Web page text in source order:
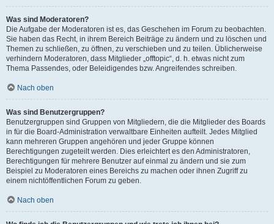
Was sind Moderatoren?
Die Aufgabe der Moderatoren ist es, das Geschehen im Forum zu beobachten.
Sie haben das Recht, in ihrem Bereich Beiträge zu ändern und zu löschen und
Themen zu schließen, zu öffnen, zu verschieben und zu teilen. Üblicherweise
verhindern Moderatoren, dass Mitglieder „offtopic“, d. h. etwas nicht zum
Thema Passendes, oder Beleidigendes bzw. Angreifendes schreiben.
Nach oben
Was sind Benutzergruppen?
Benutzergruppen sind Gruppen von Mitgliedern, die die Mitglieder des Boards
in für die Board-Administration verwaltbare Einheiten aufteilt. Jedes Mitglied
kann mehreren Gruppen angehören und jeder Gruppe können
Berechtigungen zugeteilt werden. Dies erleichtert es den Administratoren,
Berechtigungen für mehrere Benutzer auf einmal zu ändern und sie zum
Beispiel zu Moderatoren eines Bereichs zu machen oder ihnen Zugriff zu
einem nichtöffentlichen Forum zu geben.
Nach oben